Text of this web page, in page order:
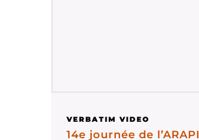
VERBATIM VIDEO
14e journée de l’ARAPI